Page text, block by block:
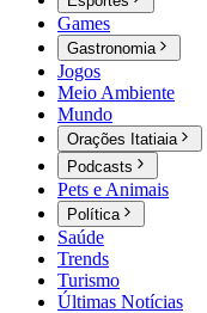
Games
Gastronomia
Jogos
Meio Ambiente
Mundo
Orações Itatiaia
Podcasts
Pets e Animais
Política
Saúde
Trends
Turismo
Últimas Notícias